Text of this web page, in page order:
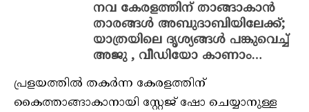
നവ കേരളത്തിന് താങ്ങാകാൻ
താരങ്ങൾ അബുദാബിയിലേക്ക്;
യാത്രയിലെ ദൃശ്യങ്ങൾ പങ്കുവെച്ച്
അജു , വീഡിയോ കാണാം…
പ്രളയത്തിൽ തകർന്ന കേരളത്തിന്
കൈത്താങ്ങാകാനായി സ്റ്റേജ് ഷോ ചെയ്യാനുള്ള